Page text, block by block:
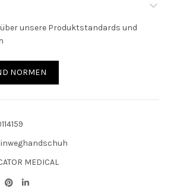
unsere Produktstandards und
NORMEN
MEDICAL